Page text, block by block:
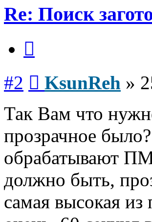
Re: Поиск
#2 KsunReh »
Так Вам что
прозрачное
обрабатывают
должно быть,
самая высокая из